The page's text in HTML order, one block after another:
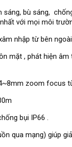
bù sáng,
với mọi môi
nhập từ bên ngoài
mặt , phát hiện
zoom focus
bụi IP66 .
qua mạng) giúp